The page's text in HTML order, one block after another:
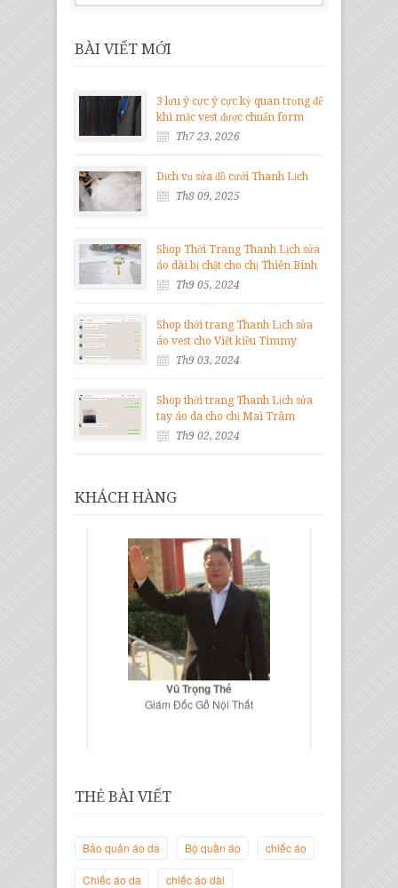
BÀI VIẾT MỚI
3 lưu ý cực ý cực kỳ quan trọng để
khi mặc vest được chuẩn form
Th7 23, 2026
Dịch vụ sửa đồ cưới Thanh Lịch
Th8 09, 2025
Shop Thời Trang Thanh Lịch sửa
áo dài bị chật cho chị Thiên Bình
Th9 05, 2024
Shop thời trang Thanh Lịch sửa
áo vest cho Việt kiều Timmy
Th9 03, 2024
Shop thời trang Thanh Lịch sửa
tay áo da cho chị Mai Trâm
Th9 02, 2024
KHÁCH HÀNG
Vũ Trọng Thế
Giám Đốc Gỗ Nội Thất
THẺ BÀI VIẾT
Bảo quản áo da Bộ quần áo chiếc áo
Chiếc áo da chiếc áo dài